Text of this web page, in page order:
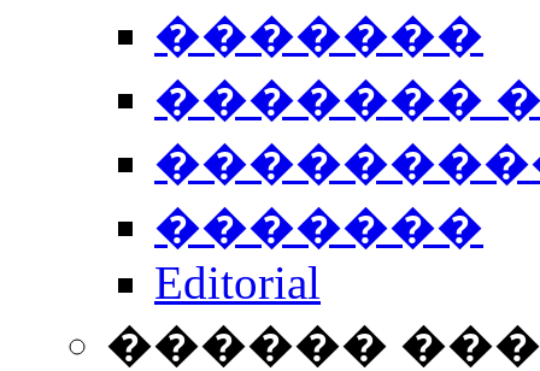
�������
�������
�������
Editorial
������